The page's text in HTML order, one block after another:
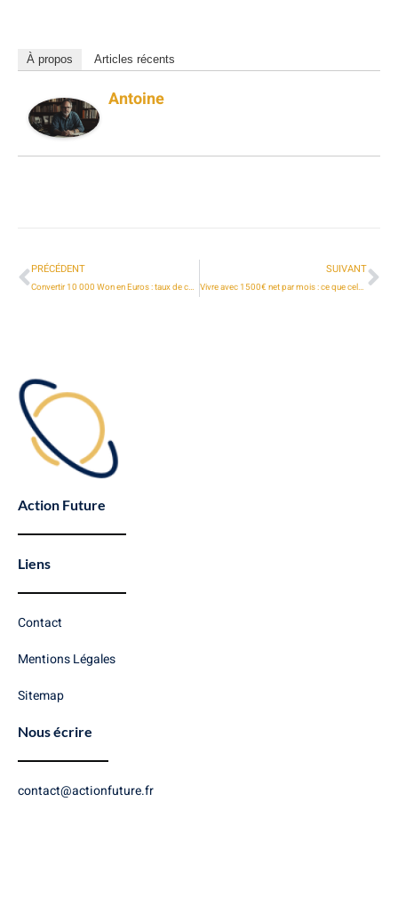
À propos Articles récents
Antoine
PRÉCÉDENT
Convertir 10 000 Won en Euros : taux de change et astuces
SUIVANT
Vivre avec 1500€ net par mois : ce que cela implique
Action Future
Liens
Contact
Mentions Légales
Sitemap
Nous écrire
contact@actionfuture.fr